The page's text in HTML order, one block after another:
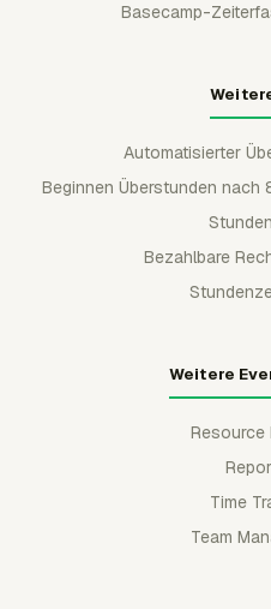
Basecamp-
Automatisierter
Beginnen Überstunden
Bezahlbare
Weitere
Resource
Time
Team